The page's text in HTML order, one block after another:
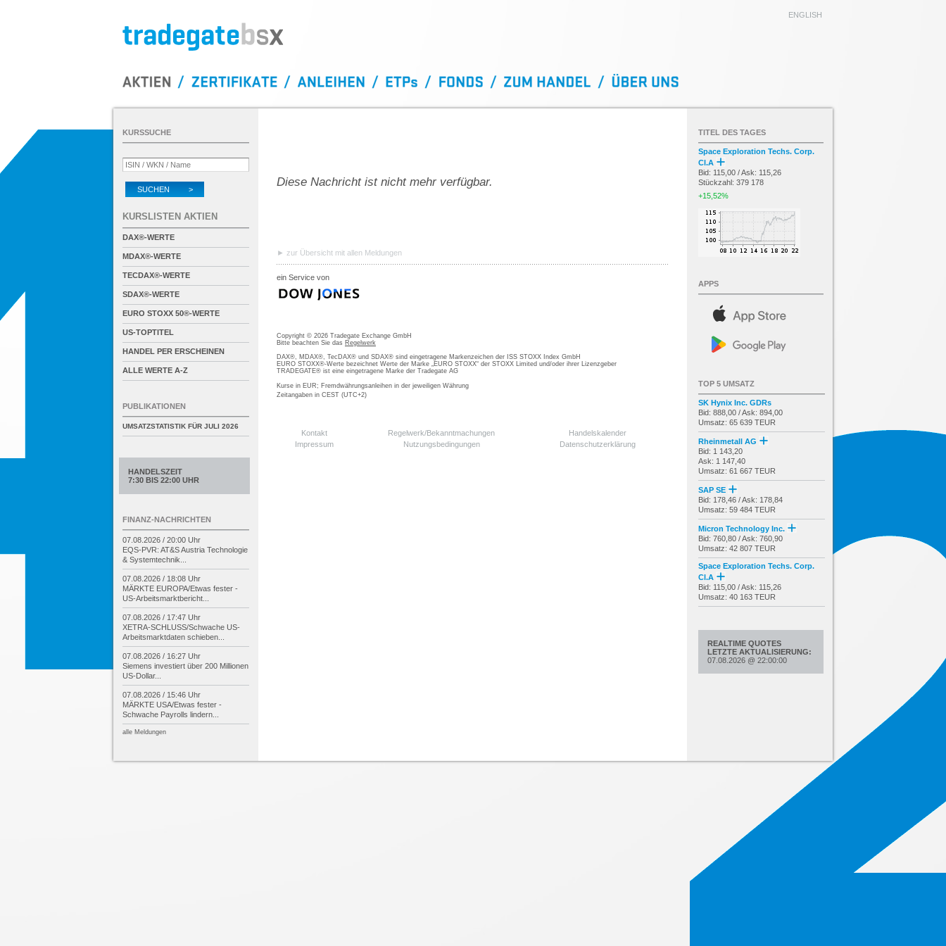
ENGLISH
Diese Nachricht ist nicht mehr verfügbar.
zur Übersicht mit allen Meldungen
ein Service von
Copyright © 2026 Tradegate Exchange GmbH
Bitte beachten Sie das Regelwerk
DAX®, MDAX®, TecDAX® und SDAX® sind eingetragene Markenzeichen der ISS STOXX Index GmbH
EURO STOXX®-Werte bezeichnet Werte der Marke „EURO STOXX“ der STOXX Limited und/oder ihrer Lizenzgeber
TRADEGATE® ist eine eingetragene Marke der Tradegate AG
Kurse in EUR; Fremdwährungsanleihen in der jeweiligen Währung
Zeitangaben in CEST (UTC+2)
Kontakt Regelwerk/Bekanntmachungen
Handelskalender
Impressum
Nutzungsbedingungen Datenschutzerklärung
KURSSUCHE
SUCHEN >
KURSLISTEN AKTIEN
DAX®-WERTE
MDAX®-WERTE
TECDAX®-WERTE
SDAX®-WERTE
EURO STOXX 50®-WERTE
US-TOPTITEL
HANDEL PER ERSCHEINEN
ALLE WERTE A-Z
PUBLIKATIONEN
UMSATZSTATISTIK FÜR JULI 2026
HANDELSZEIT
7:30 BIS 22:00 UHR
FINANZ-NACHRICHTEN
07.08.2026 / 20:00 Uhr
EQS-PVR: AT&S Austria Technologie
& Systemtechnik...
07.08.2026 / 18:08 Uhr
MÄRKTE EUROPA/Etwas fester -
US-Arbeitsmarktbericht...
07.08.2026 / 17:47 Uhr
XETRA-SCHLUSS/Schwache US-
Arbeitsmarktdaten schieben...
07.08.2026 / 16:27 Uhr
Siemens investiert über 200 Millionen
US-Dollar...
07.08.2026 / 15:46 Uhr
MÄRKTE USA/Etwas fester -
Schwache Payrolls lindern...
alle Meldungen
TITEL DES TAGES
Space Exploration Techs. Corp.
Cl.A
Bid: 115,00 / Ask: 115,26
Stückzahl: 379 178
+15,52%
APPS
TOP 5 UMSATZ
SK Hynix Inc. GDRs
Bid: 888,00 / Ask: 894,00
Umsatz: 65 639 TEUR
Rheinmetall AG
Bid: 1 143,20
Ask: 1 147,40
Umsatz: 61 667 TEUR
SAP SE
Bid: 178,46 / Ask: 178,84
Umsatz: 59 484 TEUR
Micron Technology Inc.
Bid: 760,80 / Ask: 760,90
Umsatz: 42 807 TEUR
Space Exploration Techs. Corp.
Cl.A
Bid: 115,00 / Ask: 115,26
Umsatz: 40 163 TEUR
REALTIME QUOTES
LETZTE AKTUALISIERUNG:
07.08.2026 @ 22:00:00